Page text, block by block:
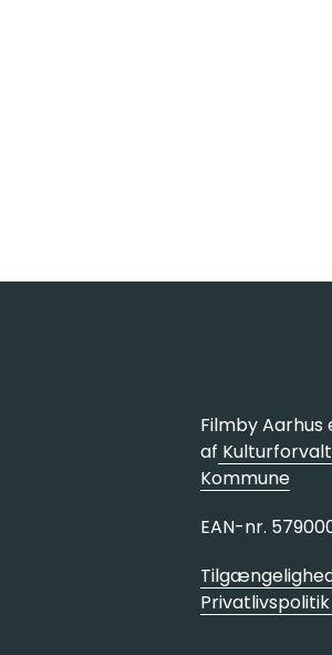
Filmby Aarhus
af
Kommune
EAN-nr.